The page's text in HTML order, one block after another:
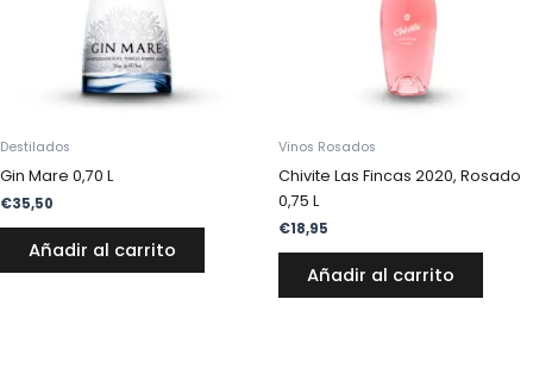
Destilados
Gin Mare 0,70 L
€35,50
Añadir al carrito
Vinos Rosados
Chivite Las Fincas 2020, Rosado
0,75 L
€18,95
Añadir al carrito